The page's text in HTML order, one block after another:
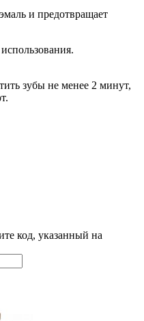
и предотвращает
зубы не менее 2 минут,
код, указанный на